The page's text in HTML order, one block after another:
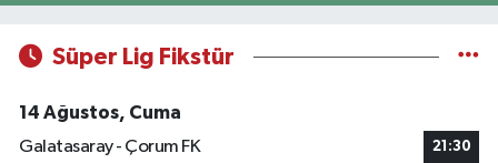
Süper Lig Fikstür
14 Ağustos, Cuma
Galatasaray - Çorum FK
21:30